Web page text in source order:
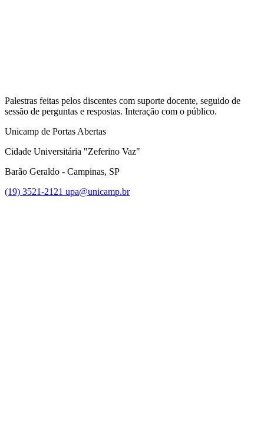
Palestras feitas pelos discentes com suporte docente, seguido de
sessão de perguntas e respostas. Interação com o público.
Unicamp de Portas Abertas
Cidade Universitária "Zeferino Vaz"
Barão Geraldo - Campinas, SP
(19) 3521-2121 upa@unicamp.br